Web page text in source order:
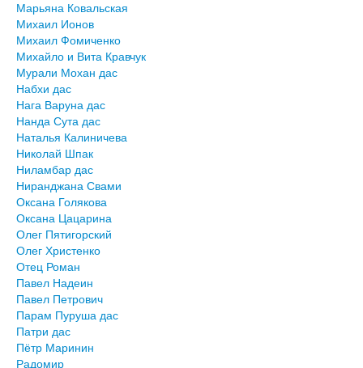
Марьяна Ковальская
Михаил Ионов
Михаил Фомиченко
Михайло и Вита Кравчук
Мурали Мохан дас
Набхи дас
Нага Варуна дас
Нанда Сута дас
Наталья Калиничева
Николай Шпак
Ниламбар дас
Ниранджана Свами
Оксана Голякова
Оксана Цацарина
Олег Пятигорский
Олег Христенко
Отец Роман
Павел Надеин
Павел Петрович
Парам Пуруша дас
Патри дас
Пётр Маринин
Радомир